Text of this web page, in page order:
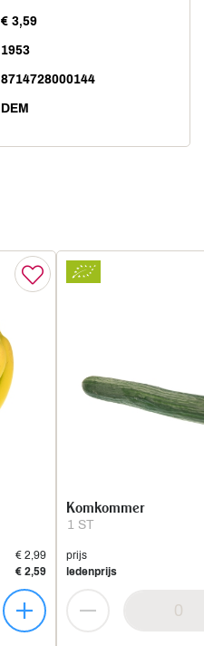
€ 3,59
1953
8714728000144
DEM
€ 2,99
€ 2,59
1 ST
Komkommer
prijs
ledenprijs